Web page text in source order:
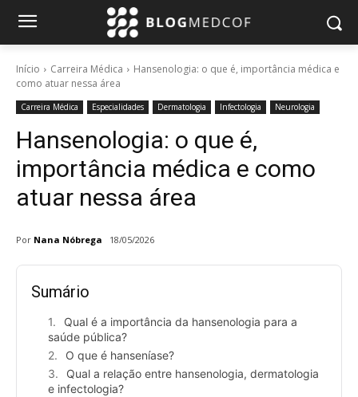
Início Carreira Médica
Hansenologia: o que é, importância médica e
como atuar nessa área
Carreira Médica Especialidades Dermatologia Infectologia Neurologia
Hansenologia: o que é,
importância médica e como
atuar nessa área
Por Nana Nóbrega 18/05/2026
Sumário
Qual é a importância da hansenologia para a
saúde pública?
O que é hanseníase?
Qual a relação entre hansenologia, dermatologia
e infectologia?